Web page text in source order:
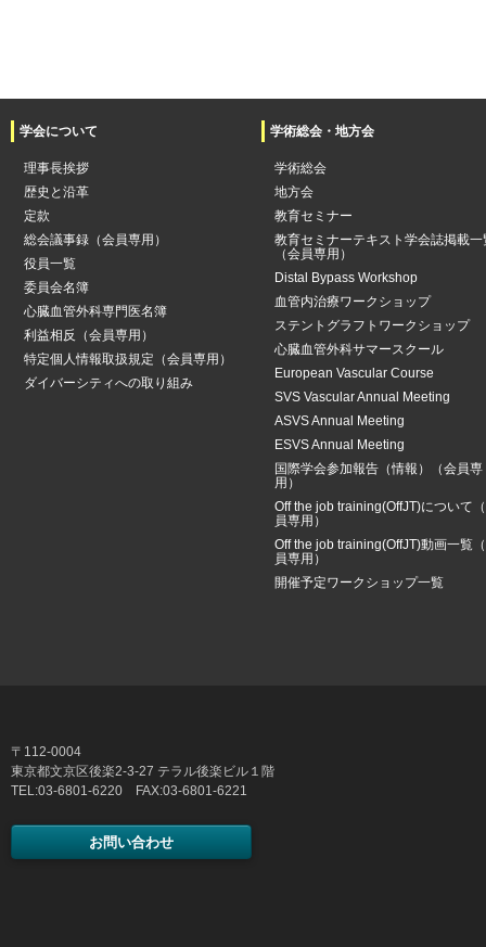
学会について
理事長挨拶
歴史と沿革
定款
総会議事録（会員専用）
役員一覧
委員会名簿
心臓血管外科専門医名簿
利益相反（会員専用）
特定個人情報取扱規定（会員専用）
ダイバーシティへの取り組み
学術総会・地方会
学術総会
地方会
教育セミナー
教育セミナーテキスト学会誌掲載一
（会員専用）
Distal Bypass Workshop
血管内治療ワークショップ
ステントグラフトワークショップ
心臓血管外科サマースクール
European Vascular Course
SVS Vascular Annual Meeting
ASVS Annual Meeting
ESVS Annual Meeting
国際学会参加報告（情報）（会員専
用）
Off the job training(OffJT)について
員専用）
Off the job training(OffJT)動画一覧
員専用）
開催予定ワークショップ一覧
〒112-0004
東京都文京区後楽2-3-27 テラル後楽ビル１階
TEL:03-6801-6220 FAX:03-6801-6221
お問い合わせ